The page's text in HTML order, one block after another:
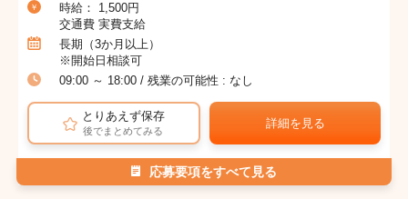
時給： 1,500円
交通費 実費支給
長期（3か月以上）
※開始日相談可
09:00 ～ 18:00 / 残業の可能性 : なし
とりあえず保存
後でまとめてみる
詳細を見る
応募要項をすべて見る